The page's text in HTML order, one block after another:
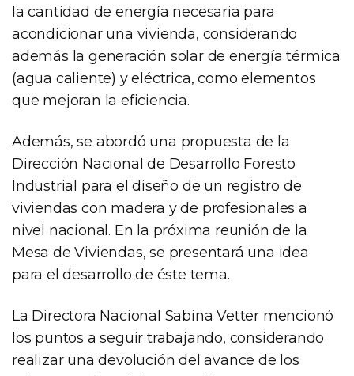
la cantidad de energía necesaria para
acondicionar una vivienda, considerando
además la generación solar de energía térmica
(agua caliente) y eléctrica, como elementos
que mejoran la eficiencia.
Además, se abordó una propuesta de la
Dirección Nacional de Desarrollo Foresto
Industrial para el diseño de un registro de
viviendas con madera y de profesionales a
nivel nacional. En la próxima reunión de la
Mesa de Viviendas, se presentará una idea
para el desarrollo de éste tema.
La Directora Nacional Sabina Vetter mencionó
los puntos a seguir trabajando, considerando
realizar una devolución del avance de los